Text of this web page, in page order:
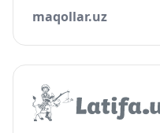
maqollar.uz